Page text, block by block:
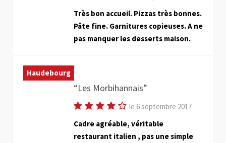
Très bon accueil. Pizzas très bonnes.
Pâte fine. Garnitures copieuses. A ne
pas manquer les desserts maison.
Haudebourg
Les Morbihannais
le 6 septembre 2017
Cadre agréable, véritable
restaurant italien , pas une simple